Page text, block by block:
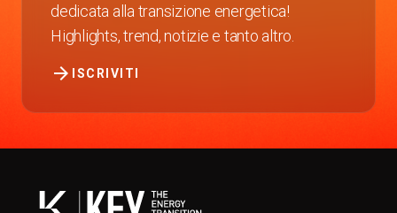
dedicata alla transizione energetica!
Highlights, trend, notizie e tanto altro.
ISCRIVITI
arrow_forward